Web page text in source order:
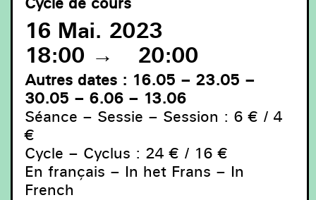
On Mars, Ars Musica 2022, musique de film par Brian
Eno, accompagnée par les images de François Schuiten -
filmmuziek van Brian Eno, begeleid door de beelden van
François Schuiten - film music by Brian Eno,
accompanied by the images of François Schuiten ©
Antoine Porcher
16 Mai. 2023
18:00 → 20:00
Autres dates : 16.05 – 23.05 –
30.05 – 6.06 – 13.06
Séance – Sessie – Session : 6€ / 4
€
Cycle – Cyclus : 24€ / 16€
En français – In het Frans – In
French